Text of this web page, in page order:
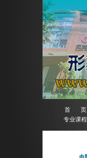
首 页
专业课程